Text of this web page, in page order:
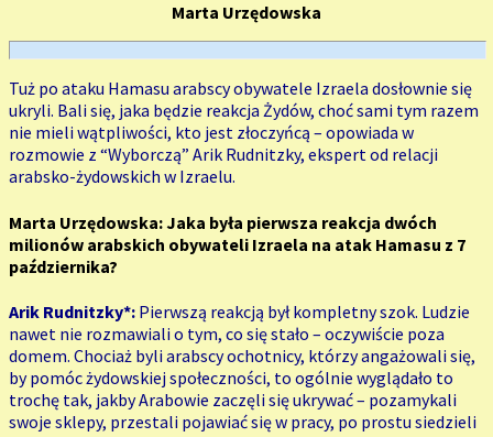
Marta Urzędowska
Tuż po ataku Hamasu arabscy obywatele Izraela dosłownie się
ukryli. Bali się, jaka będzie reakcja Żydów, choć sami tym razem
nie mieli wątpliwości, kto jest złoczyńcą – opowiada w
rozmowie z “Wyborczą” Arik Rudnitzky, ekspert od relacji
arabsko-żydowskich w Izraelu.
Marta Urzędowska: Jaka była pierwsza reakcja dwóch
milionów arabskich obywateli Izraela na atak Hamasu z 7
października?
Arik Rudnitzky*: Pierwszą reakcją był kompletny szok. Ludzie
nawet nie rozmawiali o tym, co się stało – oczywiście poza
domem. Chociaż byli arabscy ochotnicy, którzy angażowali się,
by pomóc żydowskiej społeczności, to ogólnie wyglądało to
trochę tak, jakby Arabowie zaczęli się ukrywać – pozamykali
swoje sklepy, przestali pojawiać się w pracy, po prostu siedzieli